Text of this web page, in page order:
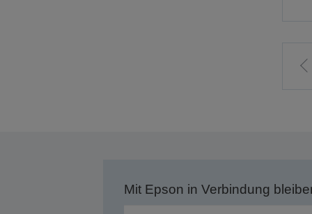
Mit Epson in Verbindung